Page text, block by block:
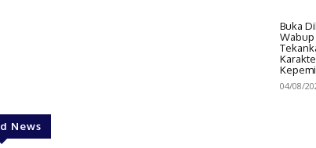
Buka
Wabup
04/08/
News